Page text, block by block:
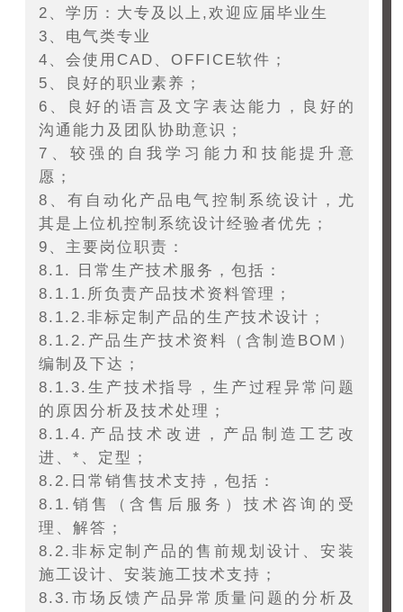
2、学历：大专及以上,欢迎应届毕业生
3、电气类专业
4、会使用CAD、OFFICE软件；
5、良好的职业素养；
6、良好的语言及文字表达能力，良好的
沟通能力及团队协助意识；
7、较强的自我学习能力和技能提升意
愿；
8、有自动化产品电气控制系统设计，尤
其是上位机控制系统设计经验者优先；
9、主要岗位职责：
8.1. 日常生产技术服务，包括：
8.1.1.所负责产品技术资料管理；
8.1.2.非标定制产品的生产技术设计；
8.1.2.产品生产技术资料（含制造BOM）
编制及下达；
8.1.3.生产技术指导，生产过程异常问题
的原因分析及技术处理；
8.1.4.产品技术改进，产品制造工艺改
进、*、定型；
8.2.日常销售技术支持，包括：
8.1.销售（含售后服务）技术咨询的受
理、解答；
8.2.非标定制产品的售前规划设计、安装
施工设计、安装施工技术支持；
8.3.市场反馈产品异常质量问题的分析及